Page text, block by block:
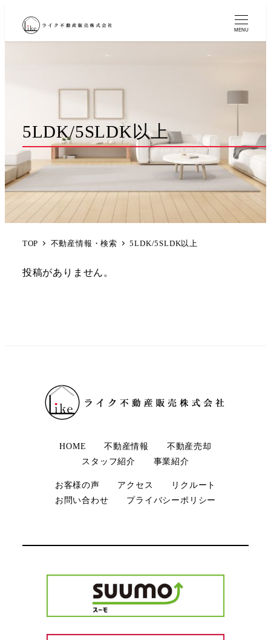
MENU
5LDK/5SLDK以上
TOP 不動産情報・検索 5LDK/5SLDK以上
投稿がありません。
HOME 不動産情報
不動産売却
スタッフ紹介
事業紹介
お客様の声 アクセス
リクルート
お問い合わせ
プライバシーポリシー